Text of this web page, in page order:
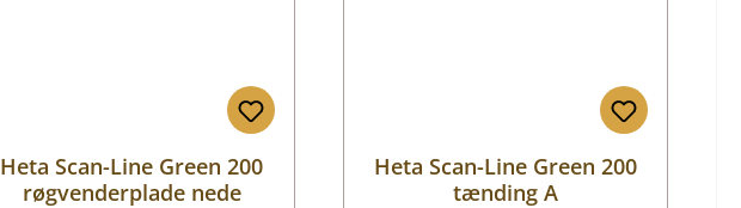
Heta Scan-Line Green 200
røgvenderplade nede
Heta Scan-Line Green 200
tænding A